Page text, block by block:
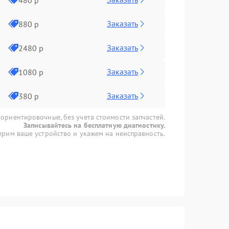
880 р Заказать
2480 р Заказать
1080 р Заказать
380 р Заказать
без учета стоимости запчастей.
Записывайтесь на бесплатную диагностику.
ваше устройство и укажем на неисправность.